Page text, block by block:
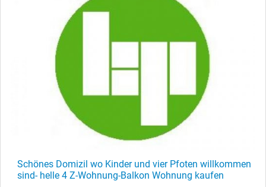
Schönes Domizil wo Kinder und vier Pfoten willkommen
sind- helle 4 Z-Wohnung-Balkon Wohnung kaufen